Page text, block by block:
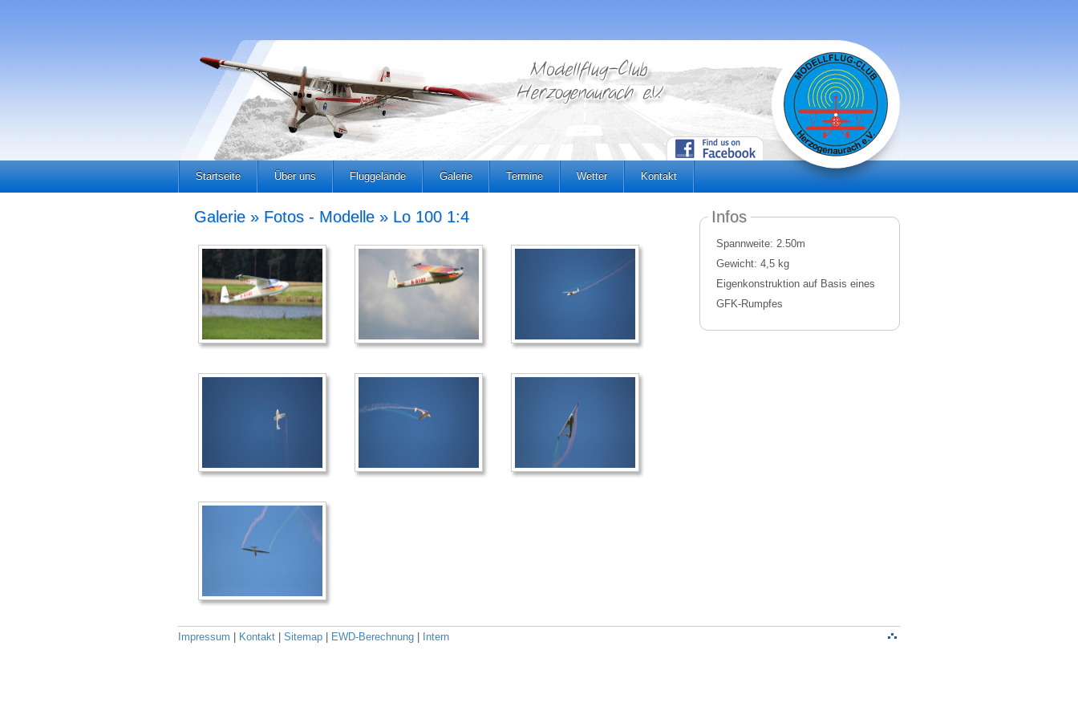
Startseite Über uns Fluggelände Galerie Termine Wetter Kontakt
Galerie » Fotos - Modelle » Lo 100 1:4 Infos
Spannweite: 2.50m
Gewicht: 4,5 kg
Eigenkonstruktion auf Basis eines
GFK-Rumpfes
Impressum Kontakt Sitemap EWD-Berechnung Intern